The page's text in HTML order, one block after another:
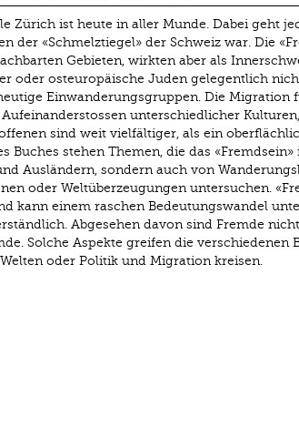
Zürich ist heute in aller Munde. Dabei geht
der «Schmelztiegel» der Schweiz war. Die
Gebieten, wirkten aber als
oder osteuropäische Juden gelegentlich
Einwanderungsgruppen. Die
unterschiedlicher
sind weit vielfältiger, als ein
Buches stehen Themen, die das
Ausländern, sondern auch von
oder Weltüberzeugungen untersuchen.
kann einem raschen Bedeutungswandel
Abgesehen davon sind Fremde
Solche Aspekte greifen die verschiedenen
oder Politik und Migration kreisen.